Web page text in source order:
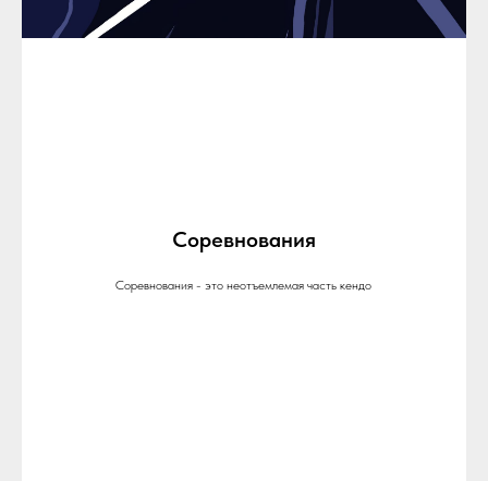
Соревнования
Соревнования - это неотъемлемая часть кендо